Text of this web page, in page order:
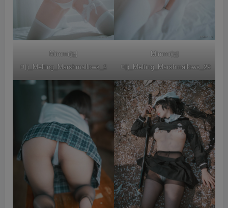
Mimmi(밈
미)_Melting_Marshmallows_2
Mimmi(밈
미)_Melting_Marshmallows_29